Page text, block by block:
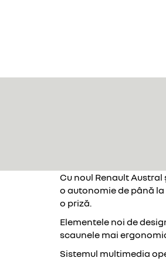
Cu noul Renault
o autonomie de până la
o priză.
Elementele noi de
scaunele mai
Sistemul multimedia